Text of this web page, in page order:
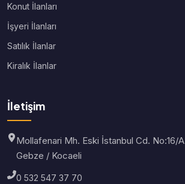
Konut İlanları
İşyeri İlanları
Satılık İlanlar
Kiralık İlanlar
İletişim
Mollafenari Mh. Eski İstanbul Cd. No:16/A
Gebze / Kocaeli
0 532 547 37 70